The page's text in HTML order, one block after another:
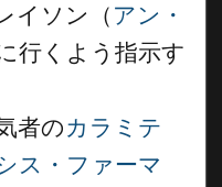
イソン（ アン・
行くよう指示す
者のカラミテ
ス・ファーマ